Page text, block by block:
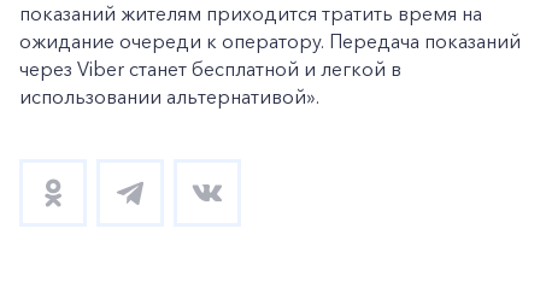
показаний жителям приходится тратить время на
ожидание очереди к оператору. Передача показаний
через Viber станет бесплатной и легкой в
использовании альтернативой».